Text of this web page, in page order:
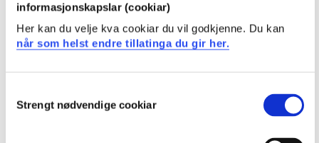
informasjonskapslar (cookiar)
Her kan du velje kva cookiar du vil godkjenne. Du kan
når som helst endre tillatinga du gir her.
Selection
Strengt nødvendige cookiar
Læringsutbytte
Kunnskapar:
rettslege reglane som er relevante innefor dei ulike